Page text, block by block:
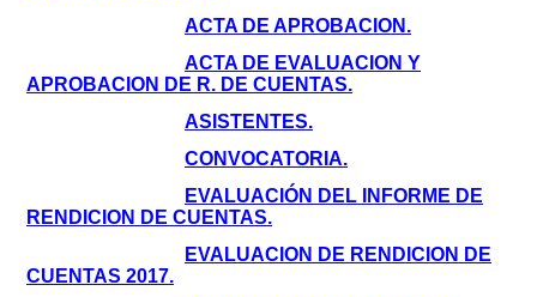
ACTA DE APROBACION.
ACTA DE EVALUACION Y
APROBACION DE R. DE CUENTAS.
ASISTENTES.
CONVOCATORIA.
EVALUACIÓN DEL INFORME DE
RENDICION DE CUENTAS.
EVALUACION DE RENDICION DE
CUENTAS 2017.